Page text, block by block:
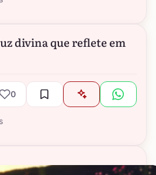
divina que reflete em
0